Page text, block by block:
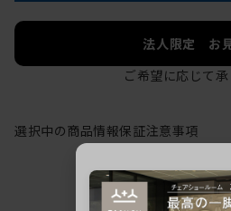
法人限定 お
ご希望に応じて承
選択中の商品情報保証注意事項